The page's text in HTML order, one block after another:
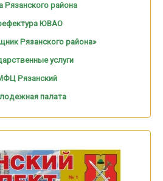
Рязанского района
ЮВАО
Рязанского района»
услуги
Рязанский
палата